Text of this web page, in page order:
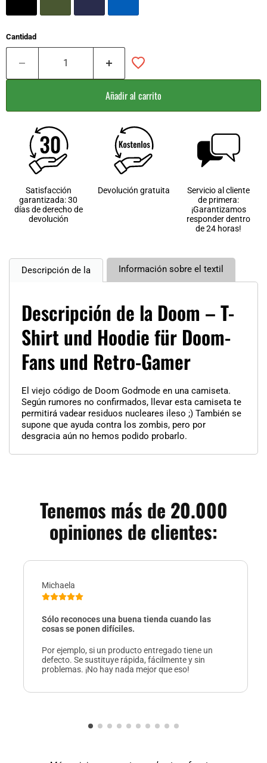
Cantidad
Añadir al carrito
Satisfacción
garantizada: 30
días de derecho de
devolución
Devolución gratuita
Servicio al cliente
de primera:
¡Garantizamos
responder dentro
de 24 horas!
Descripción de la Información sobre el textil
Descripción de la Doom – T-
Shirt und Hoodie für Doom-
Fans und Retro-Gamer
El viejo código de Doom Godmode en una camiseta.
Según rumores no confirmados, llevar esta camiseta te
permitirá vadear residuos nucleares ileso ;) También se
supone que ayuda contra los zombis, pero por
desgracia aún no hemos podido probarlo.
Tenemos más de 20.000
opiniones de clientes:
Michaela
Sólo reconoces una buena tienda cuando las
cosas se ponen difíciles.
Por ejemplo, si un producto entregado tiene un
defecto. Se sustituye rápida, fácilmente y sin
problemas. ¡No hay nada mejor que eso!